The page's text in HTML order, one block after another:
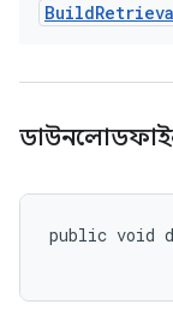
Build
public void